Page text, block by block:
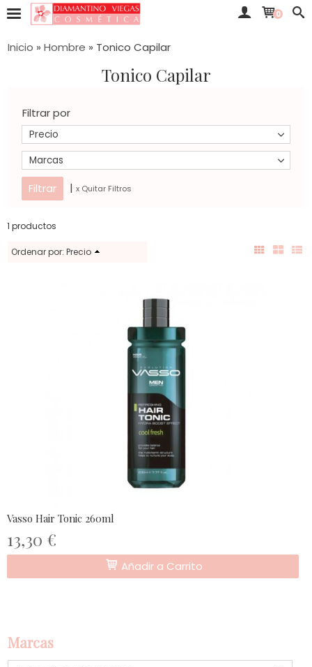
0
Marcas
Inicio » Hombre » Tonico Capilar
Tonico Capilar
Filtrar por
Precio
Marcas
| x Quitar Filtros
1 productos
Ordenar por: Precio
Vasso Hair Tonic 260ml
13,30 €
Añadir a Carrito